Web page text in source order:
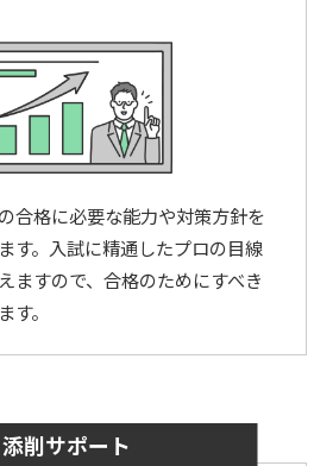
合格に必要な能力や対策方針を
す。入試に精通したプロの目線
ますので、合格のためにすべき
す。
添削サポート